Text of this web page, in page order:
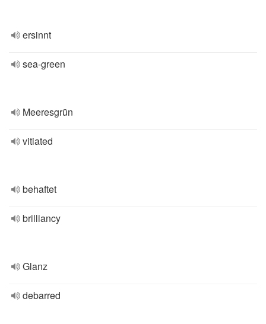
ersinnt
sea-green
Meeresgrün
vitiated
behaftet
brilliancy
Glanz
debarred